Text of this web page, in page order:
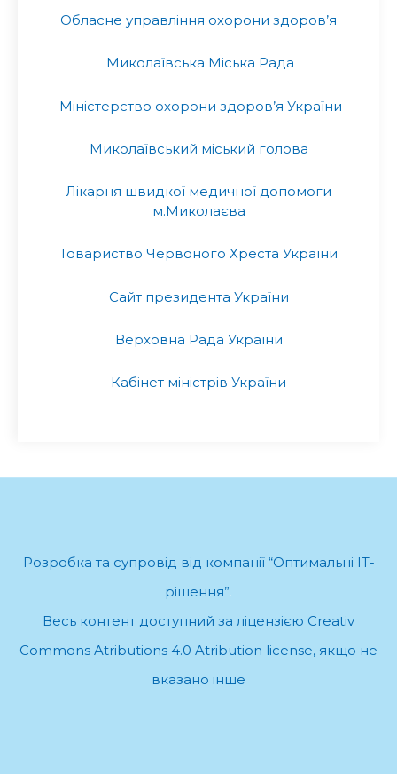
Обласне управління охорони здоров’я
Миколаївська Міська Рада
Міністерство охорони здоров’я України
Миколаївський міський голова
Лікарня швидкої медичної допомоги
м.Миколаєва
Товариство Червоного Хреста України
Сайт президента України
Верховна Рада України
Кабінет міністрів України
Розробка та супровід від компанії “Оптимальні ІТ-
рішення”.
Весь контент доступний за ліцензією Creativ
Commons Atributions 4.0 Atribution license, якщо не
вказано інше